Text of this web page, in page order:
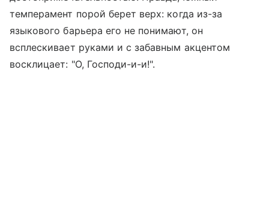
темперамент порой берет верх: когда из-за
языкового барьера его не понимают, он
всплескивает руками и с забавным акцентом
восклицает: "О, Господи-и-и!".